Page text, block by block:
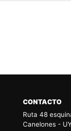
CONTACTO
Ruta 48
Canelones -